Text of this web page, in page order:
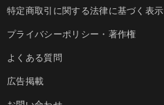
特定商取引に関する法律に基づく表示
プライバシーポリシー・著作権
よくある質問
広告掲載